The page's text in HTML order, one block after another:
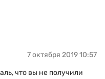
7 октября 2019 10:57
что вы не получили